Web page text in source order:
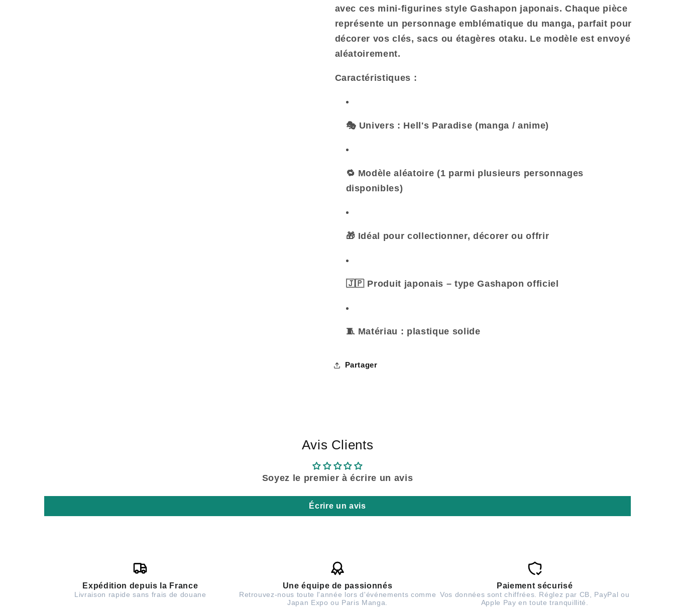
Manga
Gashapon
1pcs
Manga
Gashapon
1pcs
avec ces mini-figurines styleGashapon japonais. Chaque pièce
représente un personnage emblématique du manga, parfait pour
décorer vos clés, sacs ou étagères otaku. Le modèle est envoyé
aléatoirement.
Caractéristiques :
🎭 Univers : Hell's Paradise (manga / anime)
🔁 Modèle aléatoire (1 parmi plusieurs personnages
disponibles)
🎁 Idéal pour collectionner, décorer ou offrir
🇯🇵 Produit japonais – type Gashapon officiel
🧵 Matériau : plastique solide
Partager
Avis Clients
Soyez le premier à écrire un avis
Écrire un avis
Expédition depuis la France
Livraison rapide sans frais de douane
Une équipe de passionnés
Retrouvez-nous toute l'année lors d'événements comme
Japan Expo ou Paris Manga.
Paiement sécurisé
Vos données sont chiffrées. Réglez par CB, PayPal ou
Apple Pay en toute tranquillité.